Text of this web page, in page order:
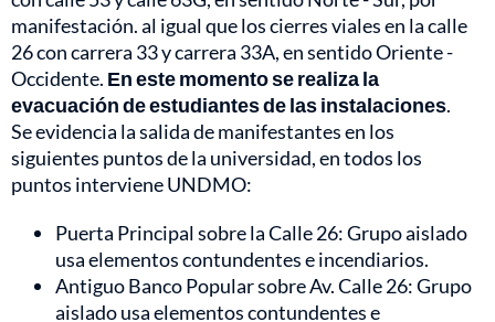
manifestación. al igual que los cierres viales en la calle
26 con carrera 33 y carrera 33A, en sentido Oriente -
Occidente. En este momento se realiza la
evacuación de estudiantes de las instalaciones.
Se evidencia la salida de manifestantes en los
siguientes puntos de la universidad, en todos los
puntos interviene UNDMO:
Puerta Principal sobre la Calle 26: Grupo aislado
usa elementos contundentes e incendiarios.
Antiguo Banco Popular sobre Av. Calle 26: Grupo
aislado usa elementos contundentes e